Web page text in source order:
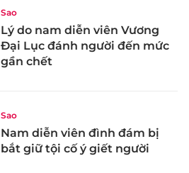
Sao
Lý do nam diễn viên Vương
Đại Lục đánh người đến mức
gần chết
Sao
Nam diễn viên đình đám bị
bắt giữ tội cố ý giết người